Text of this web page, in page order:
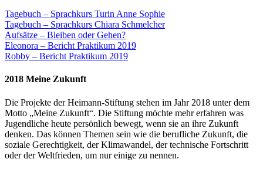
Tagebuch – Sprachkurs Turin Anne Sophie
Tagebuch – Sprachkurs Chiara Schmelcher
Aufsätze – Bleiben oder Gehen?
Eleonora – Bericht Praktikum 2019
Robby – Bericht Praktikum 2019
2018 Meine Zukunft
Die Projekte der Heimann-Stiftung stehen im Jahr 2018 unter dem
Motto „Meine Zukunft“. Die Stiftung möchte mehr erfahren was
Jugendliche heute persönlich bewegt, wenn sie an ihre Zukunft
denken. Das können Themen sein wie die berufliche Zukunft, die
soziale Gerechtigkeit, der Klimawandel, der technische Fortschritt
oder der Weltfrieden, um nur einige zu nennen.